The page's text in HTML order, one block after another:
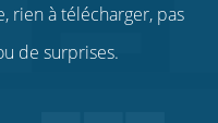
rien à télécharger, pas
de surprises.